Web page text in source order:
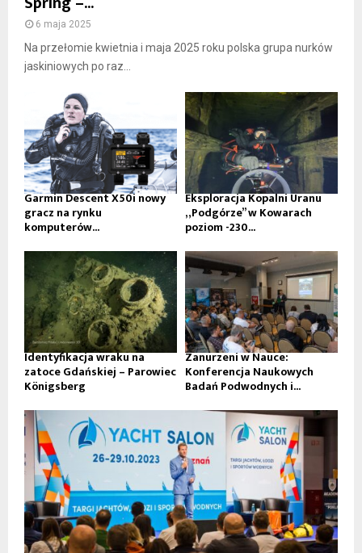
6 maja 2025
Na przełomie kwietnia i maja 2025 roku polska grupa nurków
jaskiniowych po raz...
Garmin Descent X50i nowy
gracz na rynku
komputerów...
Eksploracja Kopalni Uranu
„Podgórze” w Kowarach
poziom -230...
Identyfikacja wraku na
zatoce Gdańskiej – Parowiec
Königsberg
Zanurzeni w Nauce:
Konferencja Naukowych
Badań Podwodnych i...